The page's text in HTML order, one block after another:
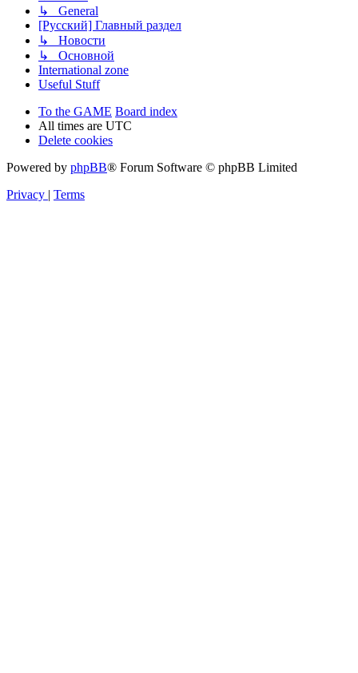
↳ General
[Русский] Главный раздел
↳ Новости
↳ Основной
International zone
Useful Stuff
To the GAME Board index
All times are UTC
Delete cookies
Powered by phpBB® Forum Software © phpBB Limited
Privacy | Terms